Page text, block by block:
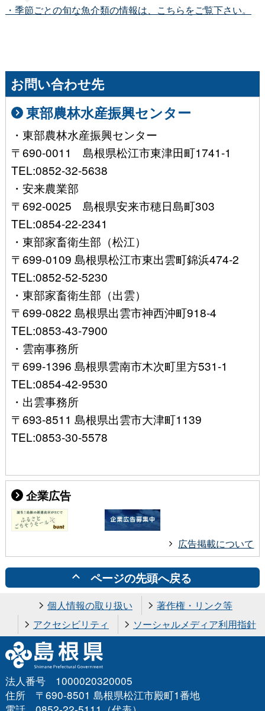
・季節ごとの旬な魚介類の情報は、こちらをご覧下さい。
お問い合わせ先
東部農林水産振興センター
・東部農林水産振興センター
〒690-0011 島根県松江市東津田町1741-1
TEL:0852-32-5638
・安来農業部
〒692-0025 島根県安来市穂日島町303
TEL:0854-22-2341
・東部家畜衛生部（松江）
〒699-0109 島根県松江市東出雲町錦浜474-2
TEL:0852-52-5230
・東部家畜衛生部（出雲）
〒699-0822 島根県出雲市神西沖町918-4
TEL:0853-43-7900
・雲南事務所
〒699-1396 島根県雲南市木次町里方531-1
TEL:0854-42-9530
・出雲事務所
〒693-8511 島根県出雲市大津町1139
TEL:0853-30-5578
企業広告
広告掲載について
ページの先頭へ戻る
個人情報の取り扱い
著作権・リンク等
アクセシビリティ
ソーシャルメディア利用指針
法人番号 1000020320005
住所 〒690-8501 島根県松江市殿町1番地